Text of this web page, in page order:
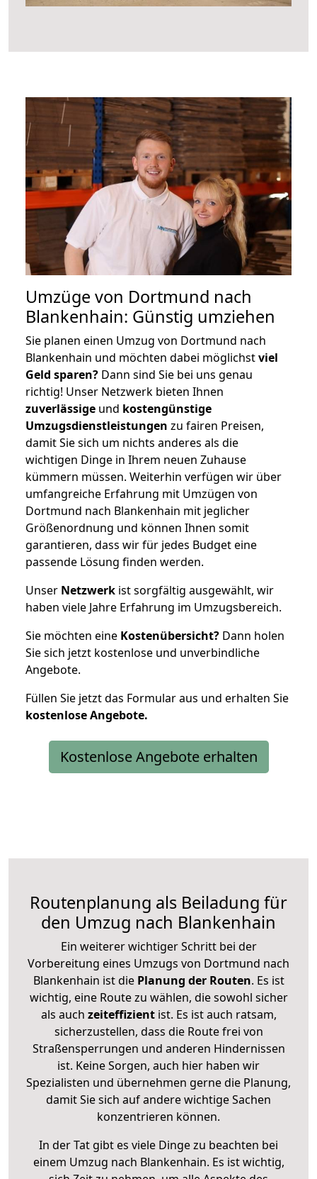
Umzüge von Dortmund nach
Blankenhain: Günstig umziehen
Sie planen einen Umzug von Dortmund nach
Blankenhain und möchten dabei möglichstviel
Geld sparen? Dann sind Sie bei uns genau
richtig! Unser Netzwerk bieten Ihnen
zuverlässige und kostengünstige
Umzugsdienstleistungen zu fairen Preisen,
damit Sie sich um nichts anderes als die
wichtigen Dinge in Ihrem neuen Zuhause
kümmern müssen. Weiterhin verfügen wir über
umfangreiche Erfahrung mit Umzügen von
Dortmund nach Blankenhain mit jeglicher
Größenordnung und können Ihnen somit
garantieren, dass wir für jedes Budget eine
passende Lösung finden werden.
Unser Netzwerk ist sorgfältig ausgewählt, wir
haben viele Jahre Erfahrung im Umzugsbereich.
Sie möchten eine Kostenübersicht? Dann holen
Sie sich jetzt kostenlose und unverbindliche
Angebote.
Füllen Sie jetzt das Formular aus und erhalten Sie
kostenloseAngebote.
Kostenlose Angebote erhalten
Routenplanung als Beiladung für
den Umzug nach Blankenhain
Ein weiterer wichtiger Schritt bei der
Vorbereitung eines Umzugs von Dortmund nach
Blankenhain ist diePlanung der Routen. Es ist
wichtig, eine Route zu wählen, die sowohl sicher
als auch zeiteffizientist. Es ist auch ratsam,
sicherzustellen, dass die Route frei von
Straßensperrungen und anderen Hindernissen
ist. Keine Sorgen, auch hier haben wir
Spezialisten und übernehmen gerne die Planung,
damit Sie sich auf andere wichtige Sachen
konzentrieren können.
In der Tat gibt es viele Dinge zu beachten bei
einem Umzug nach Blankenhain. Es ist wichtig,